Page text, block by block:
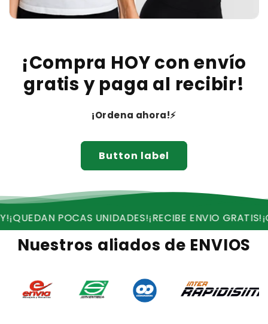
¡Compra HOY con envío
gratis y paga al recibir!
¡Ordena ahora!⚡
Button label
UNIDADES!¡RECIBE ENVIO GRATIS!¡OFERTA
Nuestros aliados de ENVIOS